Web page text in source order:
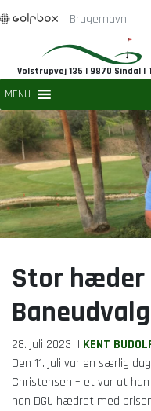
Volstrupvej 135 | 9870 Sindal |
MENU
Stor
28. juli 2023 | KENT
Den 11. juli var en særlig
Christensen – et var at
han DGU hædret med